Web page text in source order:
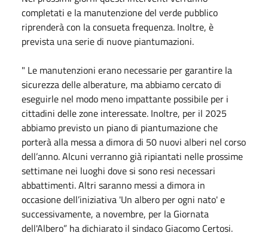
completati e la manutenzione del verde pubblico
riprenderà con la consueta frequenza. Inoltre, è
prevista una serie di nuove piantumazioni.
" Le manutenzioni erano necessarie per garantire la
sicurezza delle alberature, ma abbiamo cercato di
eseguirle nel modo meno impattante possibile per i
cittadini delle zone interessate. Inoltre, per il 2025
abbiamo previsto un piano di piantumazione che
porterà alla messa a dimora di 50 nuovi alberi nel corso
dell’anno. Alcuni verranno già ripiantati nelle prossime
settimane nei luoghi dove si sono resi necessari
abbattimenti. Altri saranno messi a dimora in
occasione dell’iniziativa 'Un albero per ogni nato' e
successivamente, a novembre, per la Giornata
dell'Albero” ha dichiarato il sindaco Giacomo Certosi.